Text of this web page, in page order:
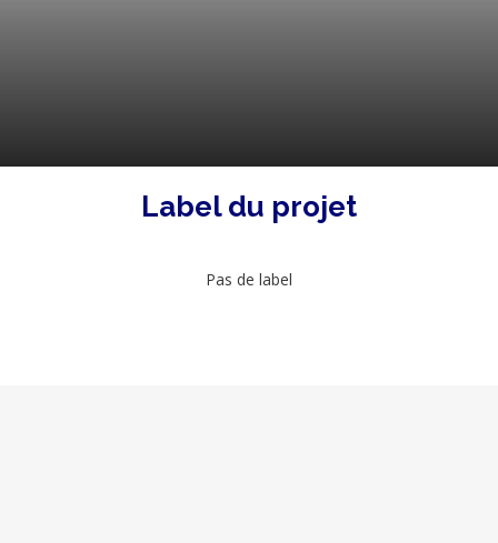
Label du projet
Pas de label